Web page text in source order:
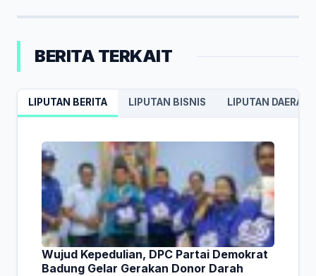
BERITA TERKAIT
LIPUTAN BERITA LIPUTAN BISNIS LIPUTAN DAERAH
Wujud Kepedulian, DPC Partai Demokrat
Badung Gelar Gerakan Donor Darah